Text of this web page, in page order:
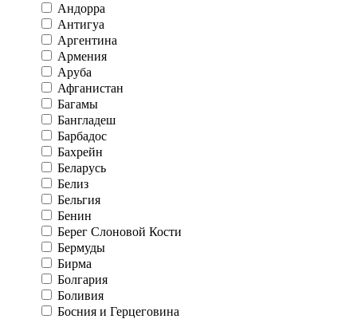
Андорра
Антигуа
Аргентина
Армения
Аруба
Афганистан
Багамы
Бангладеш
Барбадос
Бахрейн
Беларусь
Белиз
Бельгия
Бенин
Берег Слоновой Кости
Бермуды
Бирма
Болгария
Боливия
Босния и Герцеговина